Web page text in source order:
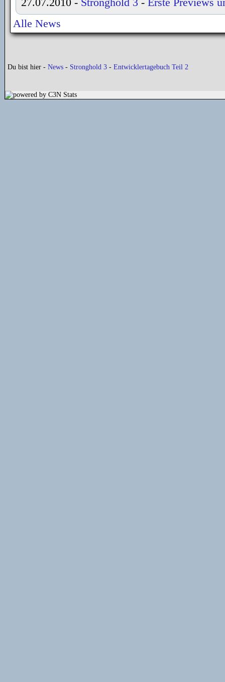
Alle News
Du bist hier - News - Stronghold 3 - Entwicklertagebuch Teil 2